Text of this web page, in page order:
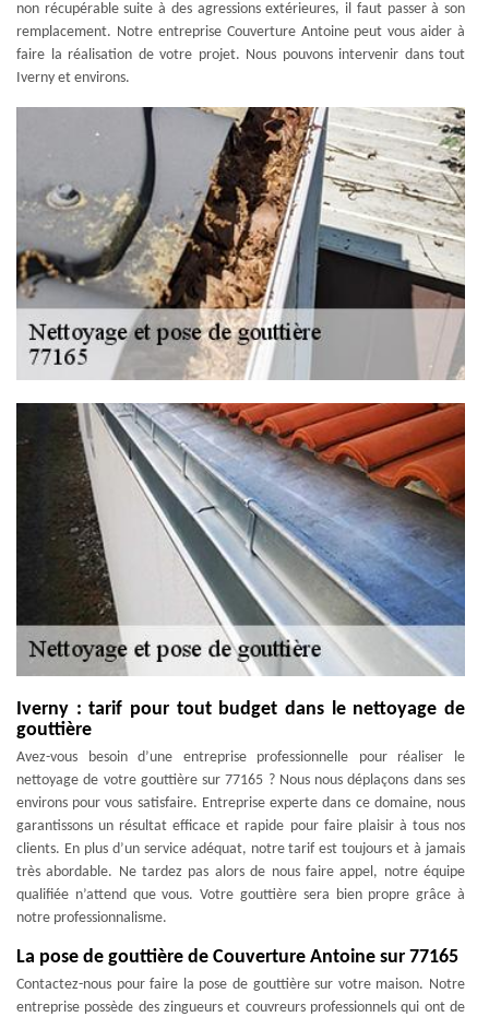
non récupérable suite à des agressions extérieures, il faut passer à son
remplacement. Notre entreprise Couverture Antoine peut vous aider à
faire la réalisation de votre projet. Nous pouvons intervenir dans tout
Iverny et environs.
Iverny : tarif pour tout budget dans le nettoyage de
gouttière
Avez-vous besoin d’une entreprise professionnelle pour réaliser le
nettoyage de votre gouttière sur 77165 ? Nous nous déplaçons dans ses
environs pour vous satisfaire. Entreprise experte dans ce domaine, nous
garantissons un résultat efficace et rapide pour faire plaisir à tous nos
clients. En plus d’un service adéquat, notre tarif est toujours et à jamais
très abordable. Ne tardez pas alors de nous faire appel, notre équipe
qualifiée n’attend que vous. Votre gouttière sera bien propre grâce à
notre professionnalisme.
La pose de gouttière de Couverture Antoine sur 77165
Contactez-nous pour faire la pose de gouttière sur votre maison. Notre
entreprise possède des zingueurs et couvreurs professionnels qui ont de